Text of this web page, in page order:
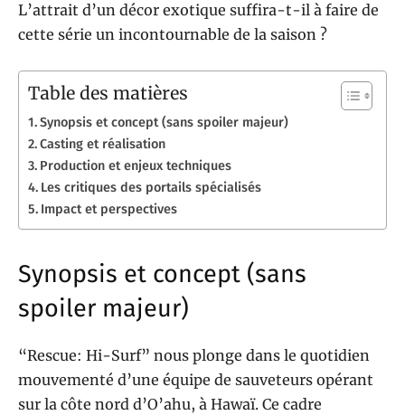
L’attrait d’un décor exotique suffira-t-il à faire de
cette série un incontournable de la saison ?
Table des matières
Synopsis et concept (sans spoiler majeur)
Casting et réalisation
Production et enjeux techniques
Les critiques des portails spécialisés
Impact et perspectives
Synopsis et concept (sans
spoiler majeur)
“Rescue: Hi-Surf” nous plonge dans le quotidien
mouvementé d’une équipe de sauveteurs opérant
sur la côte nord d’O’ahu, à Hawaï. Ce cadre